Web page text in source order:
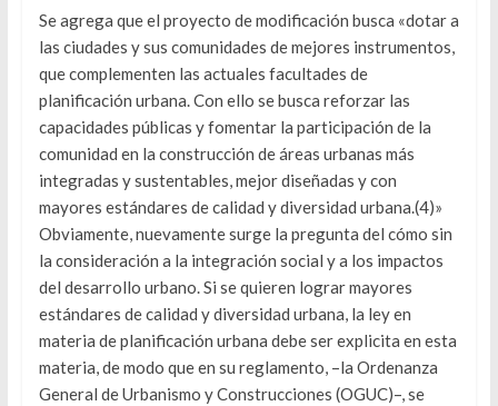
Se agrega que el proyecto de modificación busca «dotar a
las ciudades y sus comunidades de mejores instrumentos,
que complementen las actuales facultades de
planificación urbana. Con ello se busca reforzar las
capacidades públicas y fomentar la participación de la
comunidad en la construcción de áreas urbanas más
integradas y sustentables, mejor diseñadas y con
mayores estándares de calidad y diversidad urbana.(4)»
Obviamente, nuevamente surge la pregunta del cómo sin
la consideración a la integración social y a los impactos
del desarrollo urbano. Si se quieren lograr mayores
estándares de calidad y diversidad urbana, la ley en
materia de planificación urbana debe ser explicita en esta
materia, de modo que en su reglamento, –la Ordenanza
General de Urbanismo y Construcciones (OGUC)–, se